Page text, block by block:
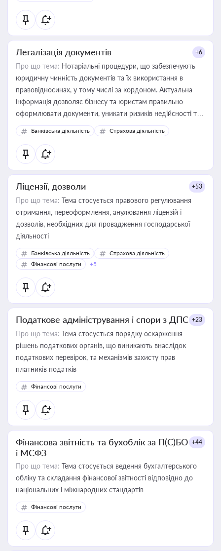
державного майна, корпоративних угод і перевірки
статусу суб'єктів оціночної діяльності
Легалізація документів +6
Про що тема: Нотаріальні процедури, що забезпечують
юридичну чинність документів та їх використання в
правовідносинах, у тому числі за кордоном. Актуальна
інформація дозволяє бізнесу та юристам правильно
оформлювати документи, уникати ризиків недійсності та
забезпечувати їх належне прийняття органами влади та
контрагентами
Банківська діяльність Страхова діяльність
Ліцензії, дозволи +53
Про що тема: Тема стосується правового регулювання
отримання, переоформлення, анулювання ліцензій і
дозволів, необхідних для провадження господарської
діяльності
Банківська діяльність
Страхова діяльність
Фінансові послуги
+5
Податкове адміністрування і спори з ДПС +23
Про що тема: Тема стосується порядку оскарження
рішень податкових органів, що виникають внаслідок
податкових перевірок, та механізмів захисту прав
платників податків
Фінансові послуги
Фінансова звітність та бухоблік за П(С)БО
і МСФЗ
+44
Про що тема: Тема стосується ведення бухгалтерського
обліку та складання фінансової звітності відповідно до
національних і міжнародних стандартів
Фінансові послуги